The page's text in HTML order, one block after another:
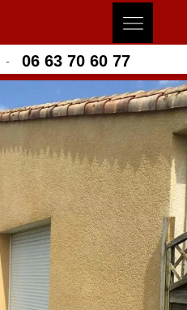
- 06 63 70 60 77